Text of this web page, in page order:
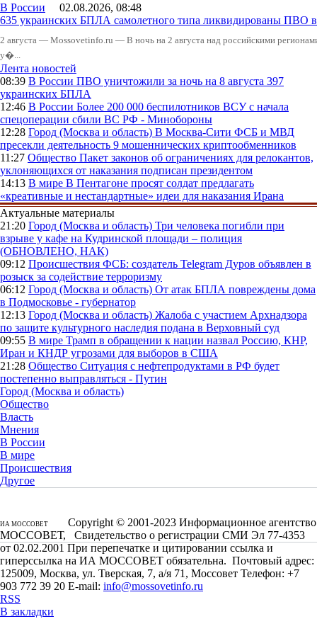
В России 02.08.2026, 08:48
635 украинских БПЛА самолетного типа ликвидированы ПВО
2 августа — Mossovetinfo.ru — В ночь на 2 августа над российскими
у�...
Лента новостей
08:39 В России ПВО уничтожили за ночь на 8 августа 397
украинских БПЛА
12:46 В России Более 200 000 беспилотников ВСУ с начала
спецоперации сбили ВС РФ - Минобороны
12:28 Город (Москва и область) В Москва-Сити ФСБ и МВД
пресекли деятельность 9 мошеннических криптообменников
11:27 Общество Пакет законов об ограничениях для релокантов,
уклоняющихся от наказания подписан президентом
14:13 В мире В Пентагоне просят солдат предлагать
«креативные и нестандартные» идеи для наказания Ирана
Актуальные материалы
21:20 Город (Москва и область) Три человека погибли при
взрыве у кафе на Кудринской площади – полиция
(ОБНОВЛЕНО, НАК)
09:12 Происшествия ФСБ: создатель Telegram Дуров объявлен в
розыск за содействие терроризму
06:12 Город (Москва и область) От атак БПЛА повреждены дома
в Подмосковье - губернатор
12:13 Город (Москва и область) Жалоба с участием Архнадзора
по защите культурного наследия подана в Верховный суд
09:55 В мире Трамп в обращении к нации назвал Россию, КНР,
Иран и КНДР угрозами для выборов в США
21:28 Общество Ситуация с нефтепродуктами в РФ будет
постепенно выправляться - Путин
Город (Москва и область)
Общество
Власть
Мнения
В России
В мире
Происшествия
Другое
ИА МОССОВЕТ
Copyright © 2001-2023 Информационное агентство
МОССОВЕТ, Свидетельство о регистрации СМИ Эл 77-4353
от 02.02.2001 При перепечатке и цитировании ссылка и
гиперссылка на ИА МОССОВЕТ обязательна. Почтовый адрес:
125009, Москва, ул. Тверская, 7, а/я 71, Моссовет Телефон: +7
903 772 39 20 E-mail: info@mossovetinfo.ru
RSS
В закладки